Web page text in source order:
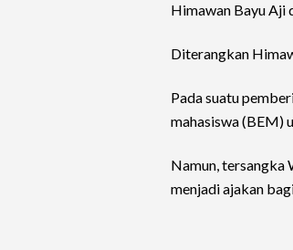
Himawan Bayu Aji
Diterangkan
Pada suatu
mahasiswa (BEM)
Namun, tersangka
menjadi ajakan